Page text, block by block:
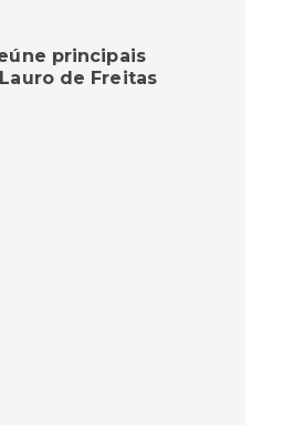
principais
de Freitas